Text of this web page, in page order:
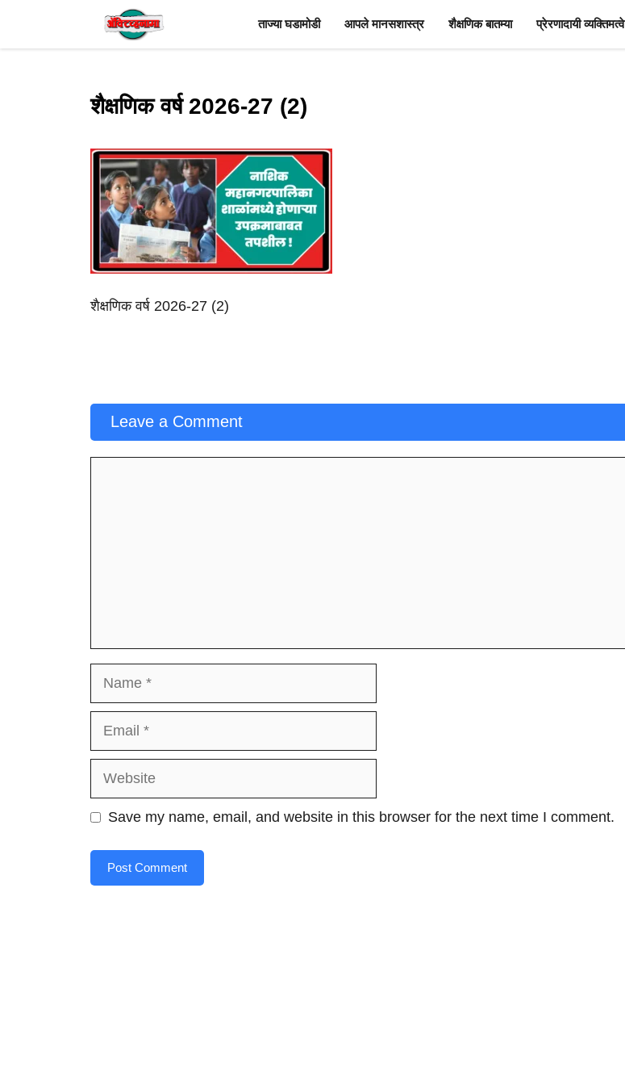
content
ताज्या घडामोडी आपले मानसशास्त्र शैक्षणिक बातम्या प्रेरणादायी व्यक्तिमत्वे
शैक्षणिक वर्ष 2026-27 (2)
शैक्षणिक वर्ष 2026-27 (2)
Leave a Comment
Website
Save my name, email, and website in this browser for the next time I comment.